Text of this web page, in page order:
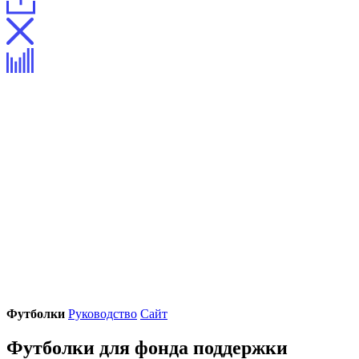
Футболки Руководство Сайт
Футболки для фонда поддержки